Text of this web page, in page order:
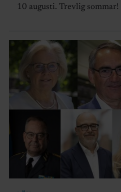
10 augusti. Trevlig sommar!